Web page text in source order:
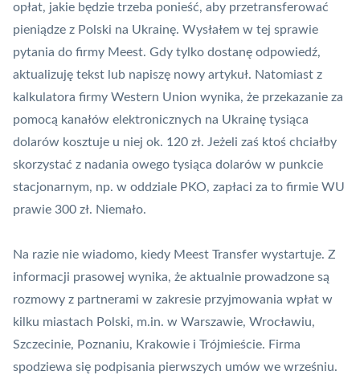
opłat, jakie będzie trzeba ponieść, aby przetransferować
pieniądze z Polski na Ukrainę. Wysłałem w tej sprawie
pytania do firmy Meest. Gdy tylko dostanę odpowiedź,
aktualizuję tekst lub napiszę nowy artykuł. Natomiast z
kalkulatora firmy Western Union wynika, że przekazanie za
pomocą kanałów elektronicznych na Ukrainę tysiąca
dolarów kosztuje u niej ok. 120 zł. Jeżeli zaś ktoś chciałby
skorzystać z nadania owego tysiąca dolarów w punkcie
stacjonarnym, np. w oddziale PKO, zapłaci za to firmie WU
prawie 300 zł. Niemało.
Na razie nie wiadomo, kiedy Meest Transfer wystartuje. Z
informacji prasowej wynika, że aktualnie prowadzone są
rozmowy z partnerami w zakresie przyjmowania wpłat w
kilku miastach Polski, m.in. w Warszawie, Wrocławiu,
Szczecinie, Poznaniu, Krakowie i Trójmieście. Firma
spodziewa się podpisania pierwszych umów we wrześniu.